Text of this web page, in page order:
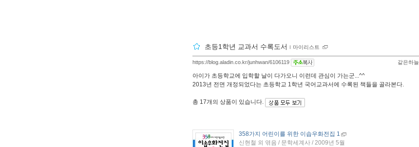
초등1학년 교과서 수록도서 ｌ 마이리스트
같은하늘
https://blog.aladin.co.kr/junhwan/6106119
아이가 초등학교에 입학할 날이 다가오니 이런데 관심이 가는군...^^
2013년 전면 개정되었다는 초등학교 1학년 국어교과서에 수록된 책들을 골라본다.
총 17개 의 상품이 있습니다.
358가지 어린이를 위한 이솝우화전집 1
신현철 외 엮음 / 문학세계사 / 2009년 5월